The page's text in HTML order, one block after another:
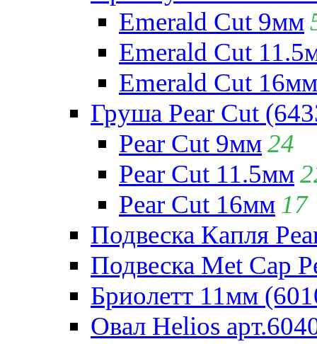
Emerald Cut 9мм
Emerald Cut
Emerald Cut 16мм
Груша Pear Cut
Pear Cut 9мм24
Pear Cut 11.5мм
Pear Cut 16мм 17
Подвеска Капля
Подвеска Met Cap
Бриолетт 11мм
Овал Helios